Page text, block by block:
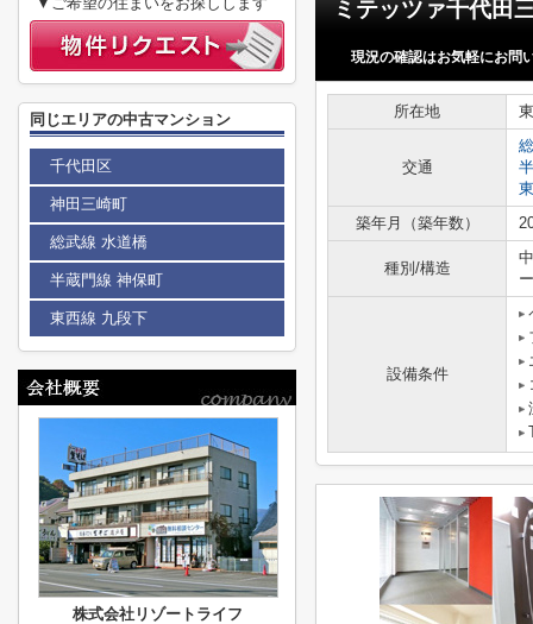
現況の確認はお気軽にお問
所在地
交通
築年月（築年数）
種別/構造
設備条件
同じエリアの中古マンション
千代田区
神田三崎町
総武線 水道橋
半蔵門線 神保町
東西線 九段下
株式会社リゾートライフ